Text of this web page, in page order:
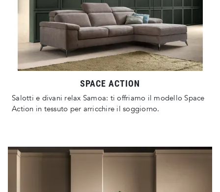
SPACE ACTION
Salotti e divani relax Samoa: ti offriamo il modello Space
Action in tessuto per arricchire il soggiorno.